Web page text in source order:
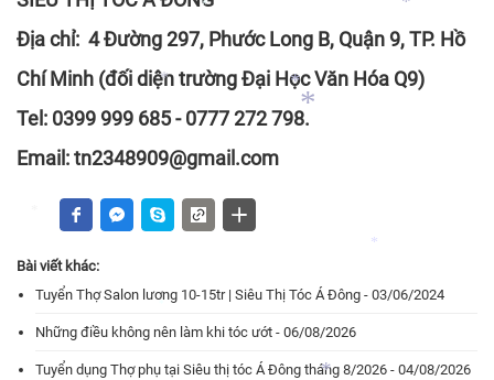
*
*
Địa chỉ: 4 Đường 297, Phước Long B, Quận 9, TP. Hồ
Chí Minh (đối diện trường Đại Học Văn Hóa Q9)
Tel: 0399 999 685 - 0777 272 798.
Email: tn2348909@gmail.com
Bài viết khác:
Tuyển Thợ Salon lương 10-15tr | Siêu Thị Tóc Á Đông - 03/06/2024
Những điều không nên làm khi tóc ướt - 06/08/2026
Tuyển dụng Thợ phụ tại Siêu thị tóc Á Đông tháng 8/2026 - 04/08/2026